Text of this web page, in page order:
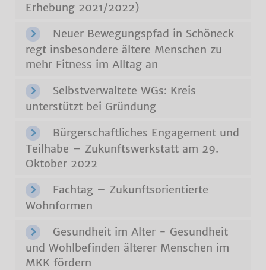
Erhebung 2021/2022)
Neuer Bewegungspfad in Schöneck
regt insbesondere ältere Menschen zu
mehr Fitness im Alltag an
Selbstverwaltete WGs: Kreis
unterstützt bei Gründung
Bürgerschaftliches Engagement und
Teilhabe – Zukunftswerkstatt am 29.
Oktober 2022
Fachtag – Zukunftsorientierte
Wohnformen
Gesundheit im Alter - Gesundheit
und Wohlbefinden älterer Menschen im
MKK fördern